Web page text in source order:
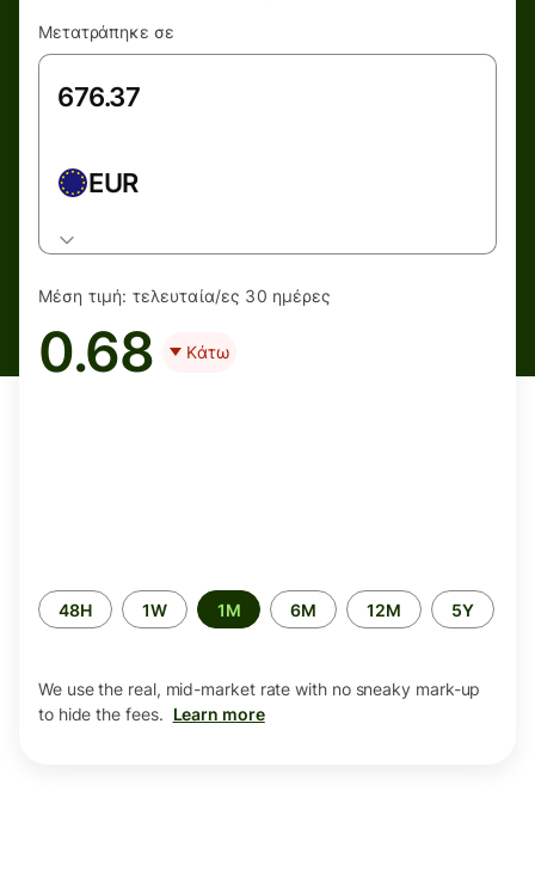
Μετατράπηκε σε
EUR
Μέση τιμή: τελευταία/ες 30 ημέρες
0.68 Κάτω
Time
period
48H 1W 1M 6M 12M 5Y
We use the real, mid-market rate with no sneaky mark-up
to hide the fees. Learn more